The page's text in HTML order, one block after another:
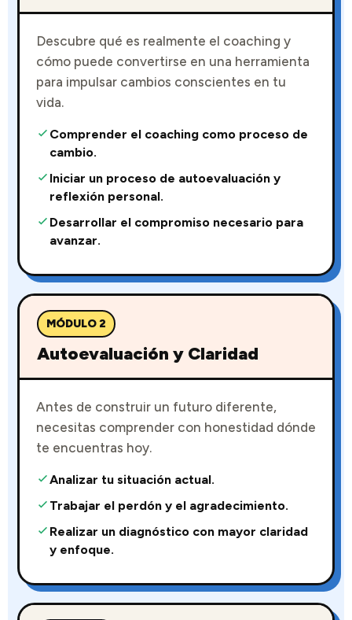
Descubre qué es realmente el coaching y
cómo puede convertirse en una herramienta
para impulsar cambios conscientes en tu
vida.
Comprender el coaching como proceso de
cambio.
Iniciar un proceso de autoevaluación y
reflexión personal.
Desarrollar el compromiso necesario para
avanzar.
MÓDULO 2
Autoevaluación y Claridad
Antes de construir un futuro diferente,
necesitas comprender con honestidad dónde
te encuentras hoy.
Analizar tu situación actual.
Trabajar el perdón y el agradecimiento.
Realizar un diagnóstico con mayor claridad
y enfoque.